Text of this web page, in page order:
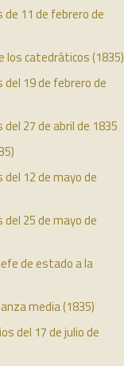
11 de febrero de
los catedráticos (1835)
19 de febrero de
27 de abril de 1835
12 de mayo de
25 de mayo de
de estado a la
media (1835)
del 17 de julio de